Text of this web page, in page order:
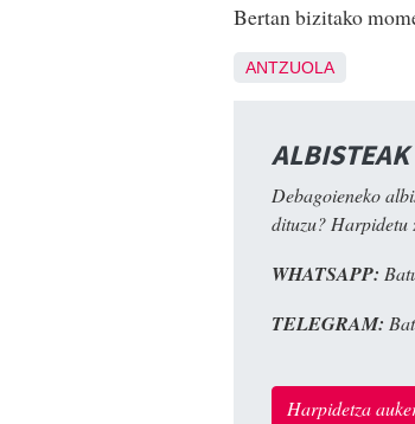
Bertan bizitako
ANTZUOLA
Debagoieneko
dituzu? Harpidetu
WHATSAPP:
TELEGRAM:
Harpidetza